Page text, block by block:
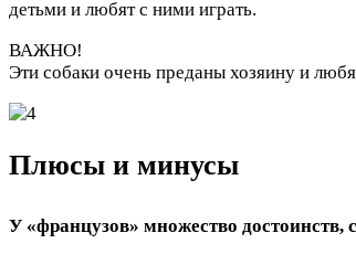
детьми и любят с ними играть.
ВАЖНО!
Эти собаки очень преданы хозяину и
Плюсы и минусы
У «французов» множество достоинств,